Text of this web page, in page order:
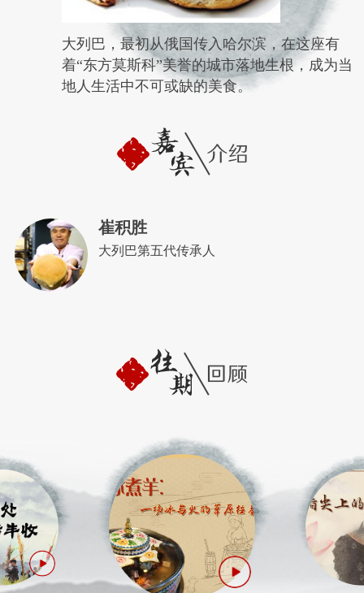
大列巴，最初从俄国传入哈尔滨，在这座有
着“东方莫斯科”美誉的城市落地生根，成为当
地人生活中不可或缺的美食。
崔积胜
大列巴第五代传承人